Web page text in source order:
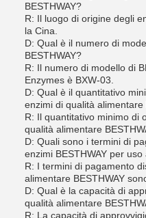
BESTHWAY?
R: Il luogo di origine degli
la Cina.
D: Qual è il numero di
BESTHWAY?
R: Il numero di modello di
Enzymes è BXW-03.
D: Qual è il quantitativo
enzimi di qualità alimentare
R: Il quantitativo minimo di
qualità alimentare
D: Quali sono i termini di
enzimi BESTHWAY per
R: I termini di pagamento
alimentare BESTHWAY
D: Qual è la capacità di
qualità alimentare
R: La capacità di